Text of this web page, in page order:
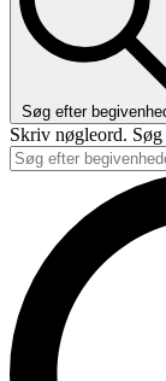
Søg efter
Skriv nøgleord.